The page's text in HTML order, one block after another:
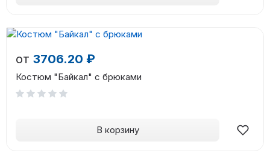
от 3706.20 ₽
Костюм "Байкал" с брюками
В корзину